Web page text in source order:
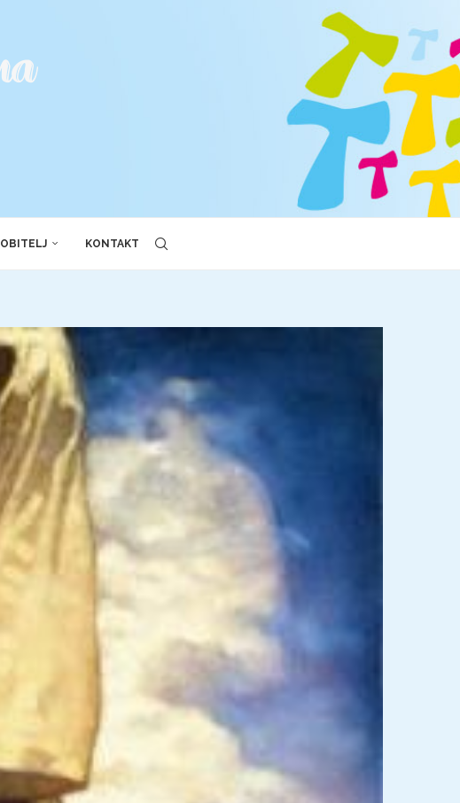
OBITELJ KONTAKT